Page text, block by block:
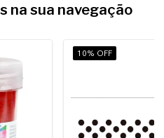
na sua navegação
10% OFF